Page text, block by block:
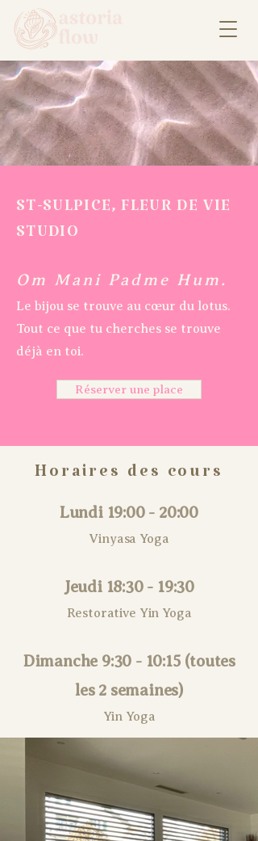
ST-SULPICE, FLEUR DE VIE
STUDIO
Om Mani Padme Hum.
Le bijou se trouve au cœur du lotus.
Tout ce que tu cherches se trouve
déjà en toi.
Réserver une place
Horaires des cours
Lundi 19:00 - 20:00
Vinyasa Yoga
Jeudi 18:30 - 19:30
Restorative Yin Yoga
Dimanche 9:30 - 10:15 (toutes
les 2 semaines)
Yin Yoga